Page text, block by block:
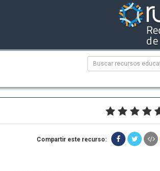
Compartir este recurso: